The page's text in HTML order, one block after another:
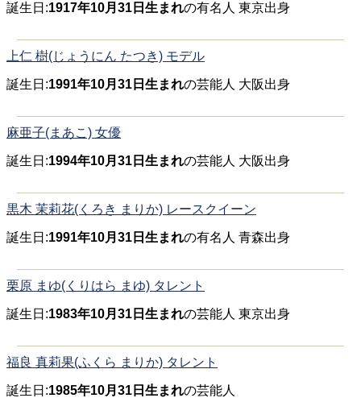
誕生日:1917年10月31日生まれの有名人 東京出身
上仁 樹(じょうにん たつき) モデル
誕生日:1991年10月31日生まれの芸能人 大阪出身
麻亜子(まあこ) 女優
誕生日:1994年10月31日生まれの芸能人 大阪出身
黒木 茉莉花(くろき まりか) レースクイーン
誕生日:1991年10月31日生まれの有名人 青森出身
栗原 まゆ(くりはら まゆ) タレント
誕生日:1983年10月31日生まれの芸能人 東京出身
福良 真莉果(ふくら まりか) タレント
誕生日:1985年10月31日生まれの芸能人